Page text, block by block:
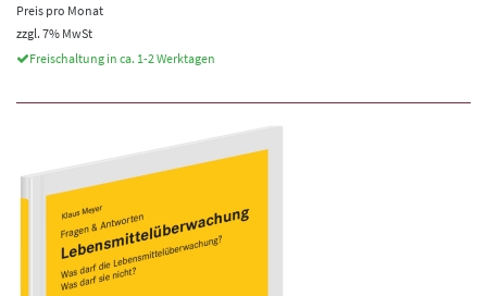
Preis pro Monat
zzgl. 7% MwSt
Freischaltung in ca. 1-2 Werktagen